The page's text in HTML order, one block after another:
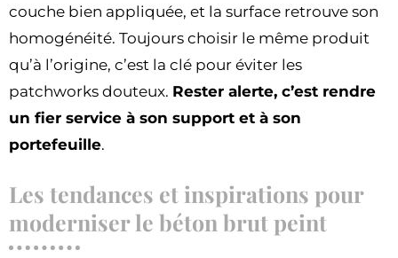
couche bien appliquée, et la surface retrouve son
homogénéité. Toujours choisir le même produit
qu’à l’origine, c’est la clé pour éviter les
patchworks douteux. Rester alerte, c’est rendre
un fier service à son support et à son
portefeuille.
Les tendances et inspirations pour
moderniser le béton brut peint